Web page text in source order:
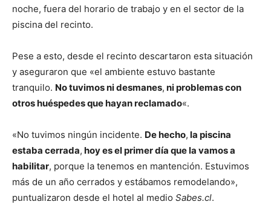
noche, fuera del horario de trabajo y en el sector de la
piscina del recinto.
Pese a esto, desde el recinto descartaron esta situación
y aseguraron que «el ambiente estuvo bastante
tranquilo. No tuvimos ni desmanes, ni problemas con
otros huéspedes que hayan reclamado«.
«No tuvimos ningún incidente. De hecho, la piscina
estaba cerrada, hoy es el primer día que la vamos a
habilitar, porque la tenemos en mantención. Estuvimos
más de un año cerrados y estábamos remodelando»,
puntualizaron desde el hotel al medio Sabes.cl.